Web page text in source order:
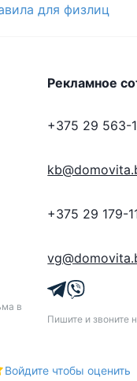
для физлиц
в
Рекламное
+375 29 563-
+375 29 179-
Пишите и звоните
Войдите чтобы оценить